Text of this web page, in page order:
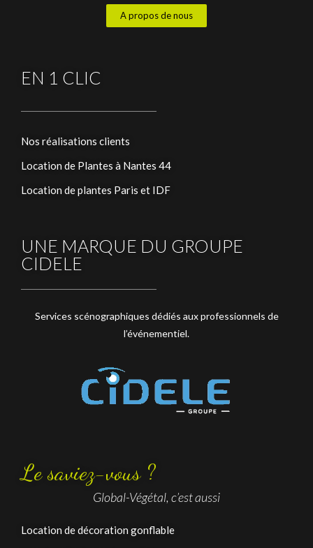
A propos de nous
EN 1 CLIC
Nos réalisations clients
Location de Plantes à Nantes 44
Location de plantes Paris et IDF
UNE MARQUE DU GROUPE
CIDELE
Services scénographiques dédiés aux professionnels de
l’événementiel.
Le saviez-vous ?
Global-Végétal, c’est aussi
Location de décoration gonflable